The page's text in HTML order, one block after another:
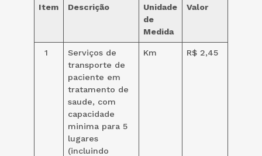
Item Descrição
Unidade
de
Medida
Valor
1
Serviços de
transporte de
paciente em
tratamento de
saude, com
capacidade
minima para 5
lugares
(incluindo
Km R$ 2,45